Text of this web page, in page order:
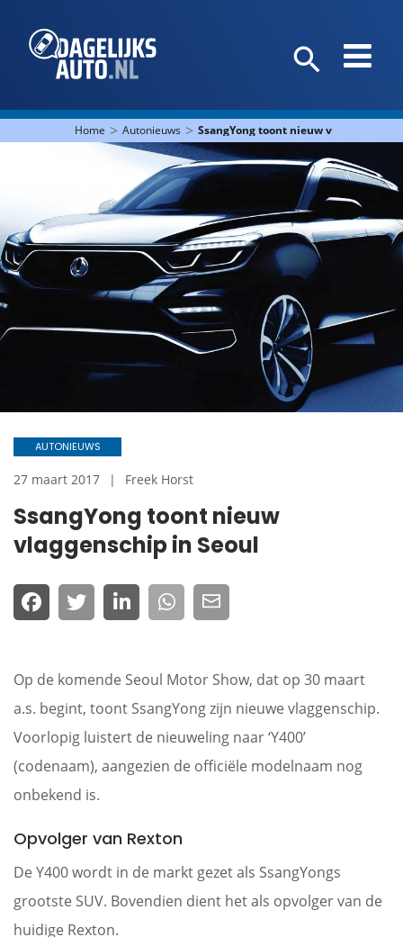
Home > Autonieuws > SsangYong toont nieuw vlaggenschip
SsangYong toont nieuw
vlaggenschip in Seoul
AUTONIEUWS
27 maart 2017 Freek Horst
Op de komende Seoul Motor Show, dat op 30 maart
a.s. begint, toont SsangYong zijn nieuwe vlaggenschip.
Voorlopig luistert de nieuweling naar ‘Y400’
(codenaam), aangezien de officiële modelnaam nog
onbekend is.
Opvolger van Rexton
De Y400 wordt in de markt gezet als SsangYongs
grootste SUV. Bovendien dient het als opvolger van de
huidige Rexton.